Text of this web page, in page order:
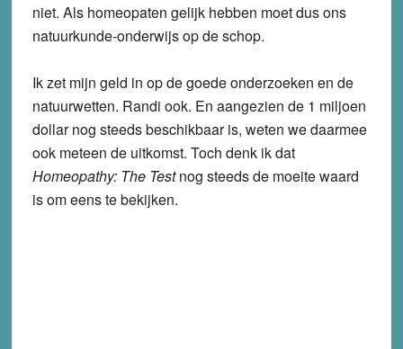
niet. Als homeopaten gelijk hebben moet dus ons
natuurkunde-onderwijs op de schop.
Ik zet mijn geld in op de goede onderzoeken en de
natuurwetten. Randi ook. En aangezien de 1 miljoen
dollar nog steeds beschikbaar is, weten we daarmee
ook meteen de uitkomst. Toch denk ik dat
Homeopathy: The Testnog steeds de moeite waard
is om eens te bekijken.